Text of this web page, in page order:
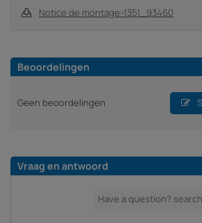
Notice de montage-1351_93460
Beoordelingen
Geen beoordelingen
Vraag en antwoord